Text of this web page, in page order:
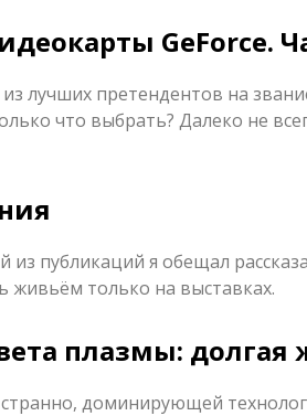
GeForce.
лучших претендентов на
что выбрать? Далеко не
из публикаций я обещал
живьём только на выставках.
плазмы:
доминирующей